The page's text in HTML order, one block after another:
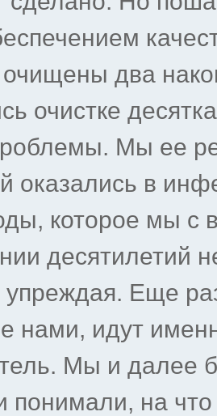
два
очистке
Мы ее
оказались в
которое мы
десятилетий
упреждая. Еще
нами, идут
Мы и далее
понимали, на